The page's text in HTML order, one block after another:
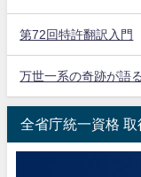
第72回特許翻訳入門
万世一系の奇跡が語
全省庁統一資格 取